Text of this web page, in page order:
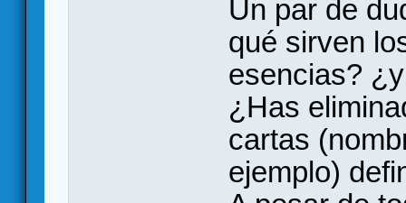
Un par de
qué sirven
esencias?
¿Has
cartas
ejemplo)